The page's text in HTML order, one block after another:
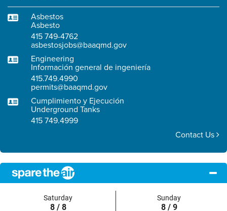
Asbestos
Asbesto
415 749-4762
asbestosjobs@baaqmd.gov
Engineering
Información general de ingeniería
415.749.4990
permits@baaqmd.gov
Cumplimiento y Ejecución
Underground Tanks
415 749.4999
Contact Us
Saturday
8 / 8
Sunday
8 / 9